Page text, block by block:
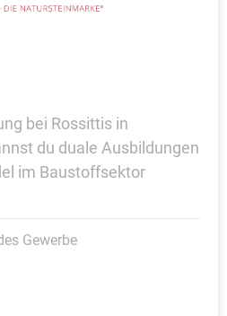
bei Rossittis in
du duale Ausbildungen
im Baustoffsektor
Gewerbe